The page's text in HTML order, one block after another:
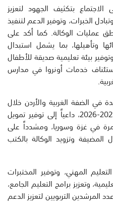
بتكثيف الجهود لتعزيز
الخبرات، وتوفير الدعم لتنفيذ
عمليات الوكالة. كما أكد على
وتأهيلها، بما يشمل استبدال
بيئة تعليمية صديقة للأطفال
خدمات أونروا في مدارس
في الضفة الغربية والأردن خلال
العامين الدراسيين 2024-2025 و2025-2026، داعياً إلى توفير تمويل
في غزة وسوريا، ومشدداً على
المضيفة وتزويد الوكالة بالكتب
المهني، وتوفير المختبرات
وتعزيز برامج التعليم الجامع،
المرشدين التربويين لتعزيز الدعم